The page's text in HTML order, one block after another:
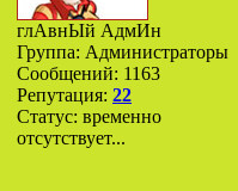
глАвнЫй АдмИн
Группа: Администраторы
Сообщений: 1163
Репутация: 22
Статус: временно
отсутствует...